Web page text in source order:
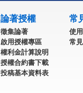
論著授權
徵集論著
啟用授權專區
權利金計算說明
授權合約書下載
投稿基本資料表
常
使
常